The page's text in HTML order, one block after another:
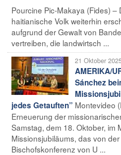
Pourcine Pic-Makaya (Fides) –
haitianische Volk weiterhin
aufgrund der Gewalt von
vertreiben, die landwirtsch ...
21 Oktober
AMERIKA/
Sánchez
jedes Getauften” Montevideo
Erneuerung der
Samstag, dem 18. Oktober, im
Missionsjubiläums, das von
Bischofskonferenz von U ...